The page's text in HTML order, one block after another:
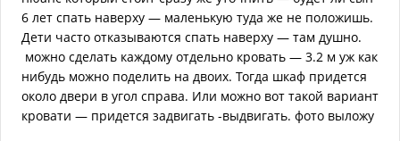
6 лет спать наверху — маленькую туда же не положишь.
Дети часто отказываются спать наверху — там душно.
можно сделать каждому отдельно кровать — 3.2 м уж как
нибудь можно поделить на двоих. Тогда шкаф придется
около двери в угол справа. Или можно вот такой вариант
кровати — придется задвигать -выдвигать. фото выложу